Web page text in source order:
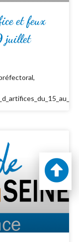
et feux
juillet